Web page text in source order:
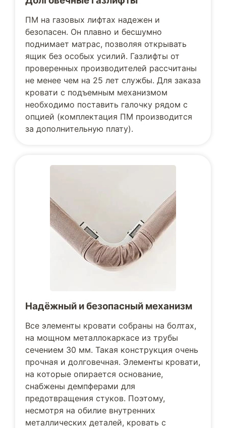
ПМ на газовых лифтах надежен и
безопасен. Он плавно и бесшумно
поднимает матрас, позволяя открывать
ящик без особых усилий. Газлифты от
проверенных производителей рассчитаны
не менее чем на 25 лет службы. Для заказа
кровати с подъемным механизмом
необходимо поставить галочку рядом с
опцией (комплектация ПМ производится
за дополнительную плату).
Надёжный и безопасный механизм
Все элементы кровати собраны на болтах,
на мощном металлокаркасе из трубы
сечением 30 мм. Такая конструкция очень
прочная и долговечная. Элементы кровати,
на которые опирается основание,
снабжены демпферами для
предотвращения стуков. Поэтому,
несмотря на обилие внутренних
металлических деталей, кровать с